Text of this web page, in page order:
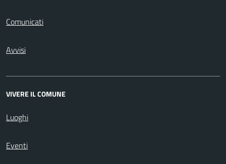
Comunicati
Avvisi
VIVERE IL COMUNE
Luoghi
Eventi